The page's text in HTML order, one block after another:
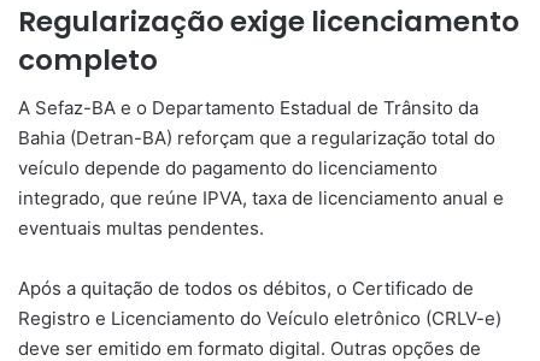
Regularização exige licenciamento
completo
A Sefaz-BA e o Departamento Estadual de Trânsito da
Bahia (Detran-BA) reforçam que a regularização total do
veículo depende do pagamento do licenciamento
integrado, que reúne IPVA, taxa de licenciamento anual e
eventuais multas pendentes.
Após a quitação de todos os débitos, o Certificado de
Registro e Licenciamento do Veículo eletrônico (CRLV-e)
deve ser emitido em formato digital. Outras opções de